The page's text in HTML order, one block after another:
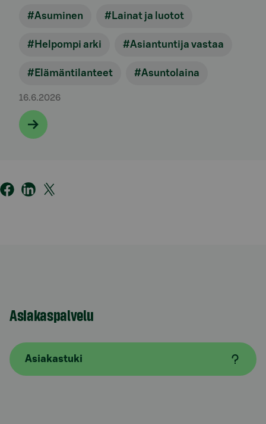
#Asuminen #Lainat ja luotot
#Helpompi arki #Asiantuntija vastaa
#Elämäntilanteet #Asuntolaina
16.6.2026
Asiakaspalvelu
Asiakastuki